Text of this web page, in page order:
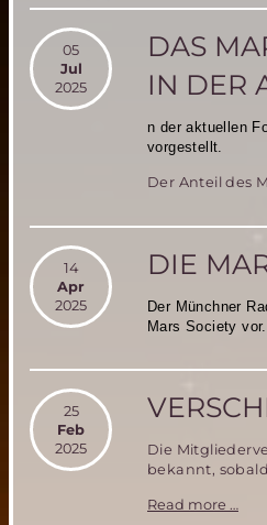
05
Jul
2025
DAS
IN DER
n der aktuellen
vorgestellt.
Der Anteil des
14
Apr
2025
DIE
Der Münchner
Mars Society
25
Feb
2025
Die
bekannt,
Read more …